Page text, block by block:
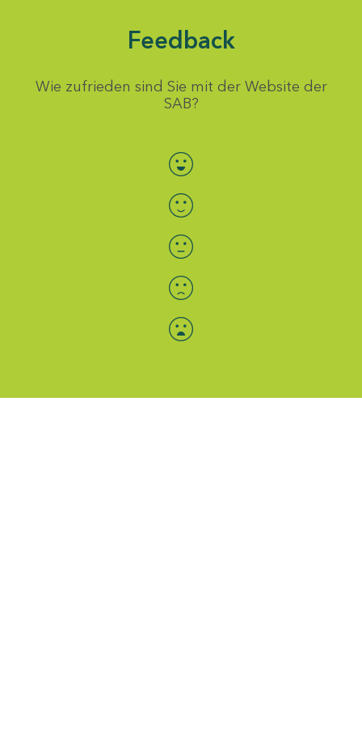
Feedback
Wie zufrieden sind Sie mit der Website der
SAB?
Bewertung auswählen